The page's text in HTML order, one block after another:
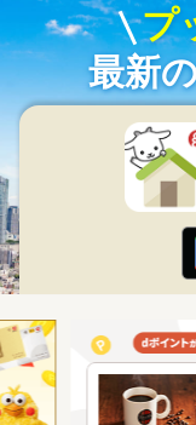
プ
最新